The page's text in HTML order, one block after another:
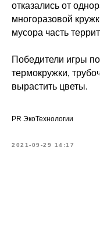
отказались от
многоразовой
мусора часть
Победители игры
термокружки,
вырастить цветы.
PR ЭкоТехнологии
2021-09-29 14:17